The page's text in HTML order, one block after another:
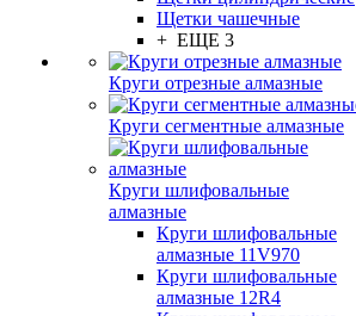
Щетки чашечные
+ ЕЩЕ 3
Круги отрезные алмазные
Круги сегментные алмазные
Круги шлифовальные
алмазные
Круги шлифовальные
алмазные 11V970
Круги шлифовальные
алмазные 12R4